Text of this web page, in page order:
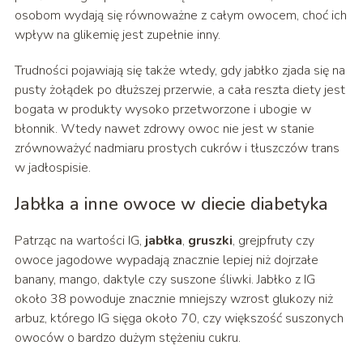
osobom wydają się równoważne z całym owocem, choć ich
wpływ na glikemię jest zupełnie inny.
Trudności pojawiają się także wtedy, gdy jabłko zjada się na
pusty żołądek po dłuższej przerwie, a cała reszta diety jest
bogata w produkty wysoko przetworzone i ubogie w
błonnik. Wtedy nawet zdrowy owoc nie jest w stanie
zrównoważyć nadmiaru prostych cukrów i tłuszczów trans
w jadłospisie.
Jabłka a inne owoce w diecie diabetyka
Patrząc na wartości IG, jabłka, gruszki, grejpfruty czy
owoce jagodowe wypadają znacznie lepiej niż dojrzałe
banany, mango, daktyle czy suszone śliwki. Jabłko z IG
około 38 powoduje znacznie mniejszy wzrost glukozy niż
arbuz, którego IG sięga około 70, czy większość suszonych
owoców o bardzo dużym stężeniu cukru.